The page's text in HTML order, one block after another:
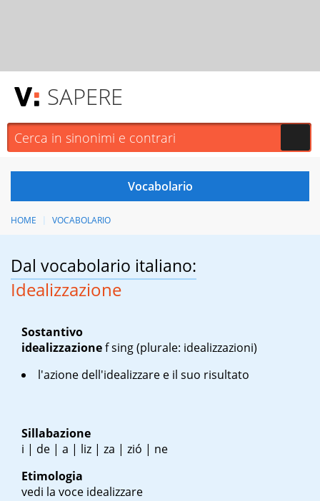
SAPERE
HOME VOCABOLARIO
Dal vocabolario italiano:
Idealizzazione
Sostantivo
idealizzazionef sing(plurale: idealizzazioni)
l'azione dell'idealizzare e il suo risultato
Sillabazione
i | de | a | liz | za | zió | ne
Etimologia
vedi la voce idealizzare